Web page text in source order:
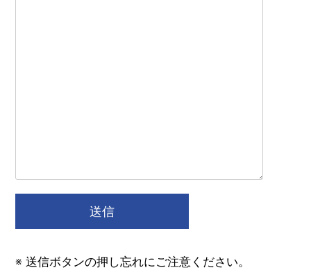
送信
※ 送信ボタンの押し忘れにご注意ください。